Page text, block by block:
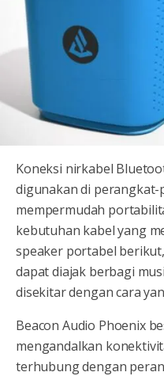
Koneksi nirkabel
digunakan di
mempermudah
kebutuhan kabel yang
speaker portabel
dapat diajak berbagi
disekitar dengan cara
Beacon Audio Phoenix
mengandalkan
terhubung dengan